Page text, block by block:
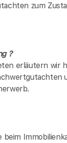
zum
?
erläutern wir